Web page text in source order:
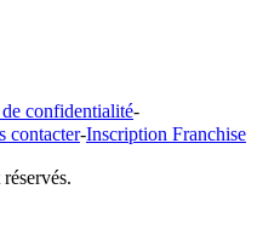
confidentialité-
contacter-Inscription Franchise